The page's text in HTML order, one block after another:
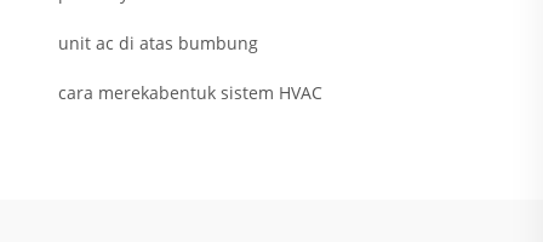
unit ac di atas bumbung
cara merekabentuk sistem HVAC